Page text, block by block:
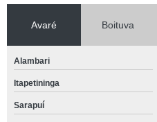
Avaré Boituva
Alambari
Itapetininga
Sarapuí